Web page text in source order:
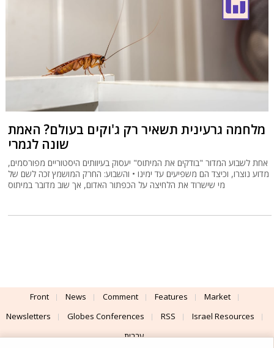
מלחמה גרעינית תשאיר רק ג'וקים בעולם? האמת
שונה לגמרי
אחת לשבוע המדור "בודקים את המיתוס" יעסוק בעיוותים היסטוריים מפורסמים,
מדוע נוצרו, וכיצד הם משפיעים עד ימינו • והשבוע: החרק המושמץ זכה לשם של
מי שישרוד את הלחיצה על הכפתור האדום, אך שוב מדובר במיתוס
Front News Comment Features
Market
Newsletters
Globes Conferences RSS
Israel Resources
עברית